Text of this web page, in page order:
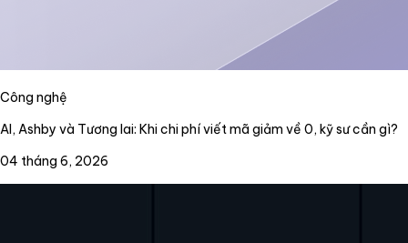
Công nghệ
AI, Ashby và Tương lai: Khi chi phí viết mã giảm về 0, kỹ sư cần gì?
04 tháng 6, 2026